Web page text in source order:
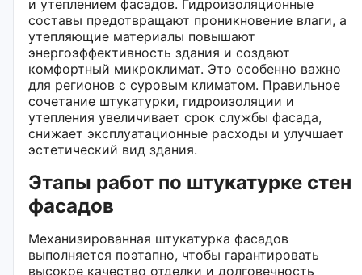
и утеплением фасадов. Гидроизоляционные
составы предотвращают проникновение влаги, а
утепляющие материалы повышают
энергоэффективность здания и создают
комфортный микроклимат. Это особенно важно
для регионов с суровым климатом. Правильное
сочетание штукатурки, гидроизоляции и
утепления увеличивает срок службы фасада,
снижает эксплуатационные расходы и улучшает
эстетический вид здания.
Этапы работ по штукатурке стен
фасадов
Механизированная штукатурка фасадов
выполняется поэтапно, чтобы гарантировать
высокое качество отделки и долговечность